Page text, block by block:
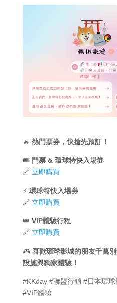
🔥 熱門票券，快搶先預訂！
🎟 門票 & 環球特快入場券
🔗 立即購買
⚡ 環球特快入場券
🔗 立即購買
👑 VIP體驗行程
🔗 立即購買
🎮 喜歡環球影城的朋友千萬
設施與獨家體驗！
#KKday #聯盟行銷 #日本環
#VIP體驗